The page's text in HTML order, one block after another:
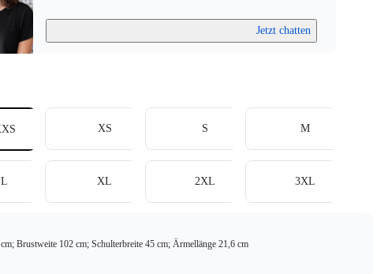
Jetzt chatten
XS S M
L XL 2XL 3XL
Brustweite 102 cm; Schulterbreite 45 cm; Ärmellänge 21,6 cm